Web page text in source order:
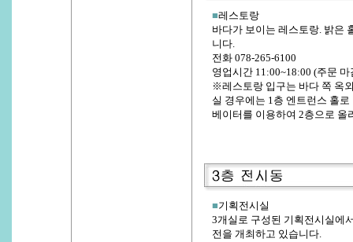
■레스토랑
바다가 보이는 레스토랑. 밝은
니다.
전화 078-265-6100
영업시간 11:00~18:00 (주문 마
※레스토랑 입구는 바다 쪽 옥
실 경우에는 1층 엔트런스 홀
베이터를 이용하여 2층으로 올
■기획전시실
3개실로 구성된 기획전시실에
전을 개최하고 있습니다.